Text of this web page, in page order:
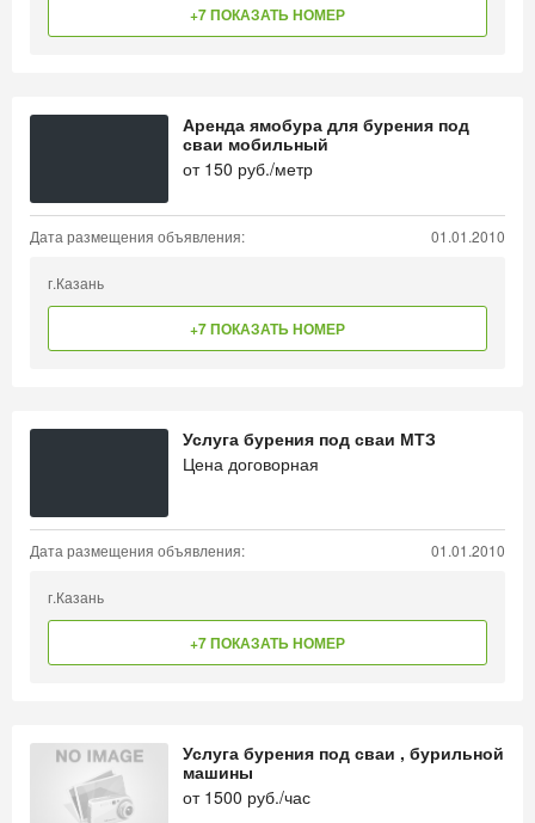
+7 ПОКАЗАТЬ НОМЕР
Аренда ямобура для бурения под
сваи мобильный
от 150 руб./метр
Дата размещения объявления: 01.01.2010
г.Казань
+7 ПОКАЗАТЬ НОМЕР
Услуга бурения под сваи МТЗ
Цена договорная
Дата размещения объявления: 01.01.2010
г.Казань
+7 ПОКАЗАТЬ НОМЕР
Услуга бурения под сваи , бурильной
машины
от 1500 руб./час